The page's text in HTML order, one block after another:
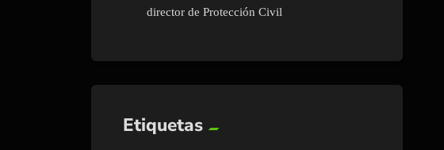
director de Protección Civil
Etiquetas